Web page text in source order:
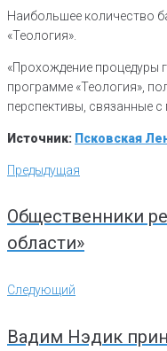
Наибольшее количество
«Теология».
«Прохождение процедуры
программе «Теология»,
перспективы, связанные
Источник: Псковская
Навигация
записям
Предыдущая
Предыдущая
Общественники
области»
Следующий
Следующий
Вадим Нэдик